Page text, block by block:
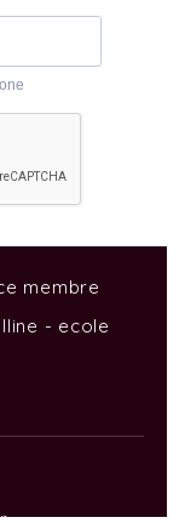
membre
- ecole